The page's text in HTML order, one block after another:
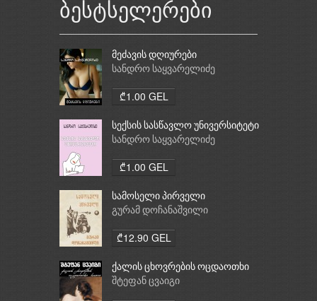
ბესტსელერები
მეძავის დღიურები
სანდრო საყვარელიძე
₾1.00 GEL
სექსის სასწავლო უნივერსიტეტი
სანდრო საყვარელიძე
₾1.00 GEL
სამოსელი პირველი
გურამ დოჩანაშვილი
₾12.90 GEL
ქალის ცხოვრების ოცდაოთხი
საათი
შტეფან ცვაიგი